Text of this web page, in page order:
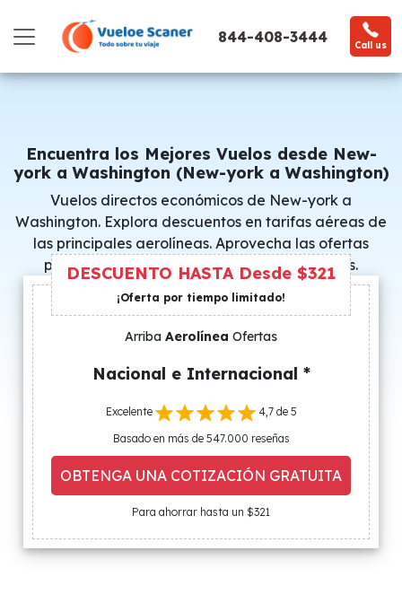
844-408-3444 Call us
Encuentra los Mejores Vuelos desde New-
york a Washington (New-york a Washington)
Vuelos directos económicos de New-york a
Washington. Explora descuentos en tarifas aéreas de
las principales aerolíneas. Aprovecha las ofertas
promocionales y consigue precios especiales.
DESCUENTO HASTA Desde $321
¡Oferta por tiempo limitado!
Arriba Aerolínea Ofertas
Nacional e Internacional *
Excelente
4,7 de 5
Basado en más de 547.000 reseñas
OBTENGA UNA COTIZACIÓN GRATUITA
Para ahorrar hasta un $321